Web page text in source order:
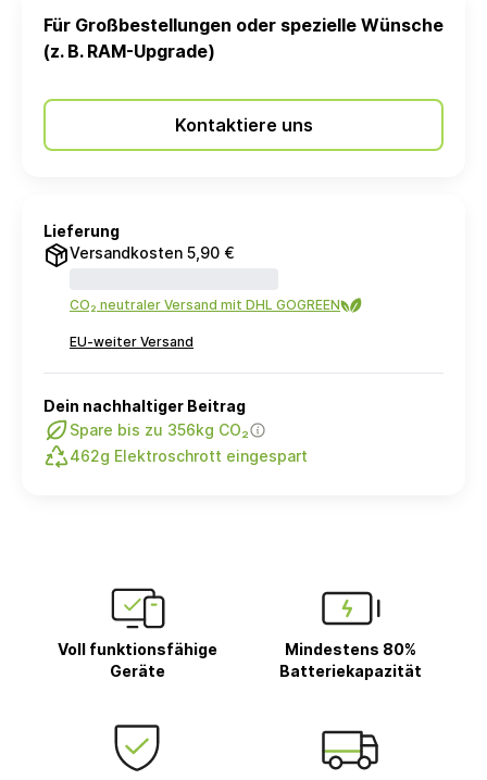
Für Großbestellungen oder spezielle Wünsche
(z. B. RAM-Upgrade)
Kontaktiere uns
Lieferung
Versandkosten 5,90 €
CO₂ neutraler Versand mit DHL GOGREEN
EU-weiter Versand
Dein nachhaltiger Beitrag
Spare bis zu 356kg CO₂
462g Elektroschrott eingespart
Voll funktionsfähige
Geräte
Mindestens 80%
Batteriekapazität